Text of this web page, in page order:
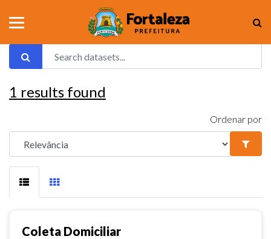
1 results found
Ordenar por
Coleta Domiciliar